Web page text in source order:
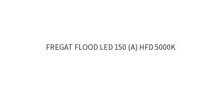
FREGAT FLOOD LED 150 (A) HFD 5000K